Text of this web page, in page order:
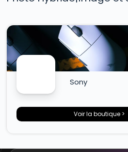
Sony
Voir la boutique >